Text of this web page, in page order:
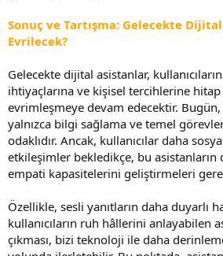
Sonuç ve Tartışma: Gelecekte
Evrilecek?
Gelecekte dijital asistanlar,
ihtiyaçlarına ve kişisel tercihlerine
evrimleşmeye devam edecektir.
yalnızca bilgi sağlama ve temel
odaklıdır. Ancak, kullanıcılar daha
etkileşimler bekledikçe, bu asistanların
empati kapasitelerini geliştirmeleri
Özellikle, sesli yanıtların daha duyarlı
kullanıcıların ruh hâllerini anlayabilen
çıkması, bizi teknoloji ile daha